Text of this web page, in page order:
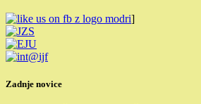
]
Zadnje novice